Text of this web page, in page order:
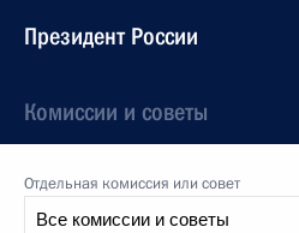
Президент России
Комиссии и советы
Отдельная комиссия или совет